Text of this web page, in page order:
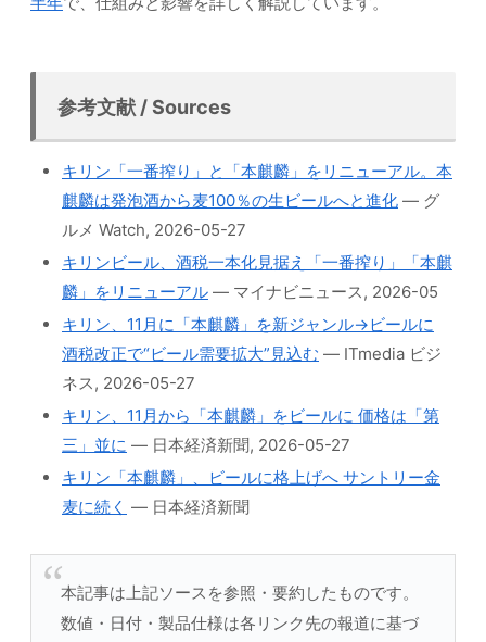
参考文献 / Sources
キリン「一番搾り」と「本麒麟」をリニューアル。本
麒麟は発泡酒から麦100％の生ビールへと進化 — グ
ルメ Watch, 2026-05-27
キリンビール、酒税一本化見据え「一番搾り」「本麒
麟」をリニューアル — マイナビニュース, 2026-05
キリン、11月に「本麒麟」を新ジャンル→ビールに
酒税改正で“ビール需要拡大”見込む — ITmedia ビジ
ネス, 2026-05-27
キリン、11月から「本麒麟」をビールに 価格は「第
三」並に — 日本経済新聞, 2026-05-27
キリン「本麒麟」、ビールに格上げへ サントリー金
麦に続く — 日本経済新聞
本記事は上記ソースを参照・要約したものです。
数値・日付・製品仕様は各リンク先の報道に基づ